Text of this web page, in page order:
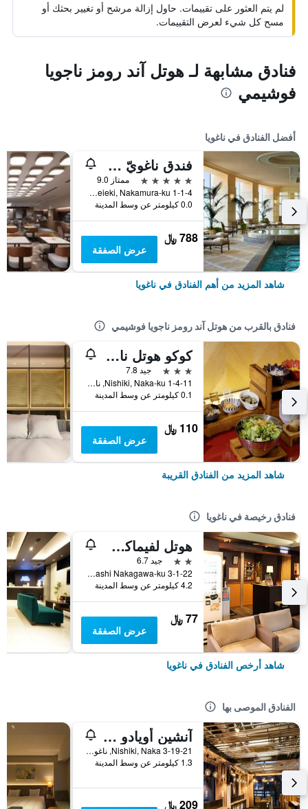
لم يتم العثور على تقييمات. حاول إزالة مرشح أو تغيير بحثك أو
مسح كل شيء لعرض التقييمات.
فنادق مشابهة لـ هوتل آند رومز ناجويا
فوشيمي
أفضل الفنادق في ناغويا
فندق ناغويّ ماريوت أسوسيا
5 نجوم
ممتاز 9.0
1-1-4 Meieki, Nakamura-ku, ناغويا, اليابان
0.0 كيلومتر عن وسط المدينة
788 ﷼
عرض الصفقة
شاهد المزيد من أهم الفنادق في ناغويا
فنادق بالقرب من هوتل آند رومز ناجويا فوشيمي
كوكو هوتل ناجويا مارونوتشي
3 نجوم
جيد 7.8
1-4-11 Nishiki, Naka-ku, ناغويا, اليابان
0.1 كيلومتر عن وسط المدينة
110 ﷼
عرض الصفقة
شاهد المزيد من الفنادق القريبة
فنادق رخيصة في ناغويا
هوتل لفيماكس ناجويا
2 نجمتين
جيد 6.7
3-1-22 Otobashi Nakagawa-ku, ناغويا, اليابان
4.2 كيلومتر عن وسط المدينة
77 ﷼
عرض الصفقة
شاهد أرخص الفنادق في ناغويا
الفنادق الموصى بها
آنشين أويادو وومان آند مان ناجويا
3-19-21 Nishiki, Naka, ناغويا, اليابان
1.3 كيلومتر عن وسط المدينة
209 ﷼